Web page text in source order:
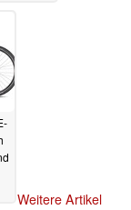
Weitere Artikel